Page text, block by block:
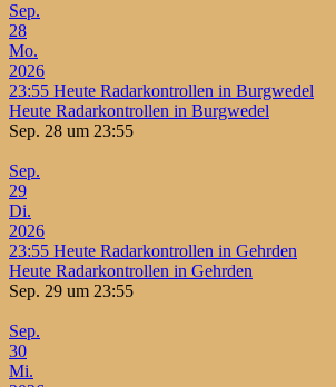
Sep.
28
Mo.
2026
23:55 Heute Radarkontrollen in Burgwedel
Heute Radarkontrollen in Burgwedel
Sep. 28 um 23:55
Sep.
29
Di.
2026
23:55 Heute Radarkontrollen in Gehrden
Heute Radarkontrollen in Gehrden
Sep. 29 um 23:55
Sep.
30
Mi.